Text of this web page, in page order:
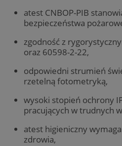
atest CNBOP-PIB
bezpieczeństwa
zgodność z
oraz 60598-2-22,
odpowiedni strumień
rzetelną fotometryką,
wysoki stopień ochrony
pracujących w trudnych
atest higieniczny
zdrowia,